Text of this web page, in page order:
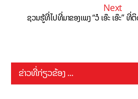
Next
ຊວນຮູ້ທີ່ໄປທີ່ມາຂອງເພງ “ວໍ ເອ໊ະ ເອ໊ະ”
ຂ່າວທີ່ກ່ຽວຂ້ອງ ...